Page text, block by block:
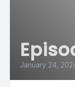
January 24,